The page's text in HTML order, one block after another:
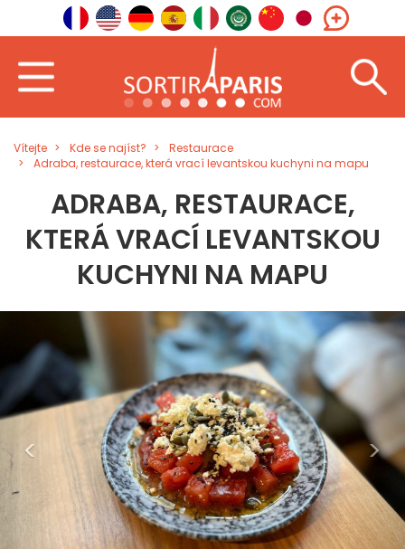
Vítejte Kde se najíst?
Restaurace
Adraba, restaurace, která vrací levantskou kuchyni na mapu
ADRABA, RESTAURACE,
KTERÁ VRACÍ LEVANTSKOU
KUCHYNI NA MAPU
< >